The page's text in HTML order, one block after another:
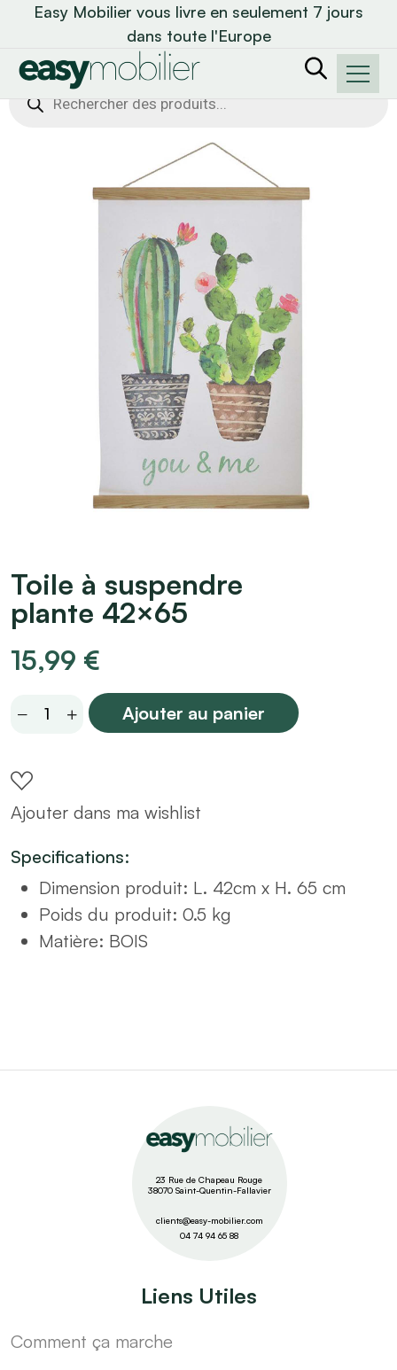
Easy Mobilier vous livre en seulement 7 jours
dans toute l'Europe
Recherche
de
Toile à suspendre
plante 42×65
15,99 €
Toile
plante
42x65
Ajouter au panier
Ajouter dans ma wishlist
Specifications:
Dimension produit: L. 42cm x H. 65 cm
Poids du produit: 0.5 kg
Matière: BOIS
23 Rue de Chapeau Rouge
38070 Saint-Quentin-Fallavier
clients@easy-mobilier.com
04 74 94 65 88
Liens Utiles
Comment ça marche